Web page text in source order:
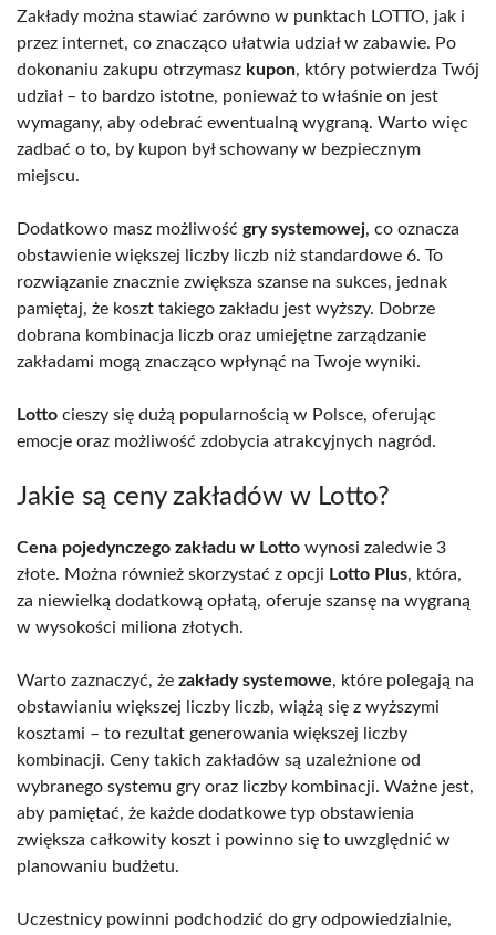
Zakłady można stawiać zarówno w punktach LOTTO, jak i
przez internet, co znacząco ułatwia udział w zabawie. Po
dokonaniu zakupu otrzymasz kupon, który potwierdza Twój
udział – to bardzo istotne, ponieważ to właśnie on jest
wymagany, aby odebrać ewentualną wygraną. Warto więc
zadbać o to, by kupon był schowany w bezpiecznym
miejscu.
Dodatkowo masz możliwość gry systemowej, co oznacza
obstawienie większej liczby liczb niż standardowe 6. To
rozwiązanie znacznie zwiększa szanse na sukces, jednak
pamiętaj, że koszt takiego zakładu jest wyższy. Dobrze
dobrana kombinacja liczb oraz umiejętne zarządzanie
zakładami mogą znacząco wpłynąć na Twoje wyniki.
Lotto cieszy się dużą popularnością w Polsce, oferując
emocje oraz możliwość zdobycia atrakcyjnych nagród.
Jakie są ceny zakładów w Lotto?
Cena pojedynczego zakładu w Lotto wynosi zaledwie 3
złote. Można również skorzystać z opcji Lotto Plus, która,
za niewielką dodatkową opłatą, oferuje szansę na wygraną
w wysokości miliona złotych.
Warto zaznaczyć, że zakłady systemowe, które polegają na
obstawianiu większej liczby liczb, wiążą się z wyższymi
kosztami – to rezultat generowania większej liczby
kombinacji. Ceny takich zakładów są uzależnione od
wybranego systemu gry oraz liczby kombinacji. Ważne jest,
aby pamiętać, że każde dodatkowe typ obstawienia
zwiększa całkowity koszt i powinno się to uwzględnić w
planowaniu budżetu.
Uczestnicy powinni podchodzić do gry odpowiedzialnie,